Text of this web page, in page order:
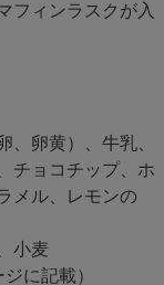
フィンラスクが入
、卵黄）、牛乳、
チョコチップ、ホ
メル、レモンの
小麦
に記載）